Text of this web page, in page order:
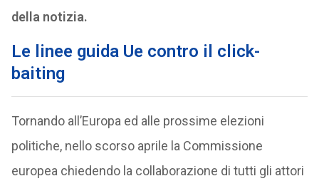
della notizia.
Le linee guida Ue contro il click-
baiting
Tornando all’Europa ed alle prossime elezioni
politiche, nello scorso aprile la Commissione
europea chiedendo la collaborazione di tutti gli attori